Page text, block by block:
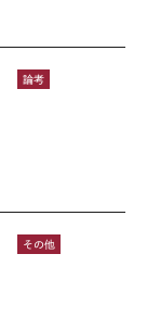
論考
その他